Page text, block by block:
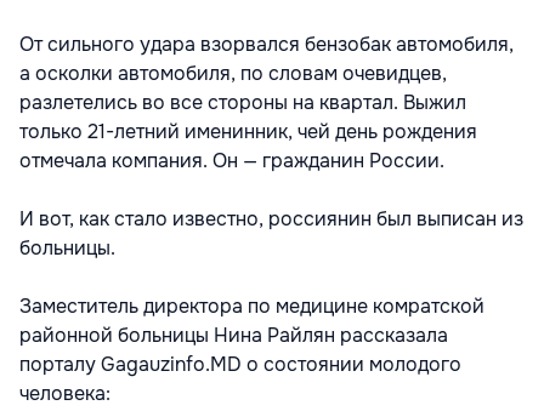
От сильного удара взорвался бензобак автомобиля,
а осколки автомобиля, по словам очевидцев,
разлетелись во все стороны на квартал. Выжил
только 21-летний именинник, чей день рождения
отмечала компания. Он — гражданин России.
И вот, как стало известно, россиянин был выписан из
больницы.
Заместитель директора по медицине комратской
районной больницы Нина Райлян рассказала
порталу Gagauzinfo.MD о состоянии молодого
человека: